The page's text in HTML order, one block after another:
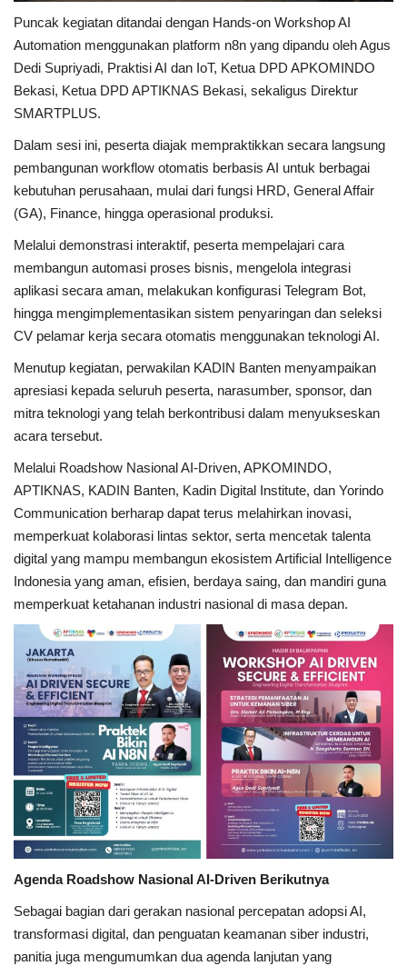
Puncak kegiatan ditandai dengan Hands-on Workshop AI
Automation menggunakan platform n8n yang dipandu oleh Agus
Dedi Supriyadi, Praktisi AI dan IoT, Ketua DPD APKOMINDO
Bekasi, Ketua DPD APTIKNAS Bekasi, sekaligus Direktur
SMARTPLUS.
Dalam sesi ini, peserta diajak mempraktikkan secara langsung
pembangunan workflow otomatis berbasis AI untuk berbagai
kebutuhan perusahaan, mulai dari fungsi HRD, General Affair
(GA), Finance, hingga operasional produksi.
Melalui demonstrasi interaktif, peserta mempelajari cara
membangun automasi proses bisnis, mengelola integrasi
aplikasi secara aman, melakukan konfigurasi Telegram Bot,
hingga mengimplementasikan sistem penyaringan dan seleksi
CV pelamar kerja secara otomatis menggunakan teknologi AI.
Menutup kegiatan, perwakilan KADIN Banten menyampaikan
apresiasi kepada seluruh peserta, narasumber, sponsor, dan
mitra teknologi yang telah berkontribusi dalam menyukseskan
acara tersebut.
Melalui Roadshow Nasional AI-Driven, APKOMINDO,
APTIKNAS, KADIN Banten, Kadin Digital Institute, dan Yorindo
Communication berharap dapat terus melahirkan inovasi,
memperkuat kolaborasi lintas sektor, serta mencetak talenta
digital yang mampu membangun ekosistem Artificial Intelligence
Indonesia yang aman, efisien, berdaya saing, dan mandiri guna
memperkuat ketahanan industri nasional di masa depan.
Agenda Roadshow Nasional AI-Driven Berikutnya
Sebagai bagian dari gerakan nasional percepatan adopsi AI,
transformasi digital, dan penguatan keamanan siber industri,
panitia juga mengumumkan dua agenda lanjutan yang